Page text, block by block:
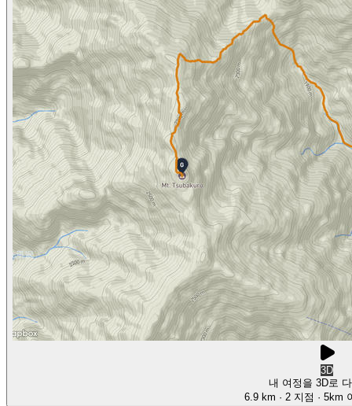
3D
내 여정을 3D로
6.9 km · 2 지점 · 5km